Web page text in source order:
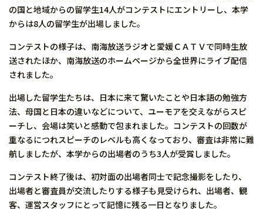
の国と地域からの留学生14人がコンテストにエントリーし、本学
からは8人の留学生が出場しました。
コンテストの様子は、南海放送ラジオと愛媛ＣＡＴＶで同時生放
送されたほか、南海放送のホームページから全世界にライブ配信
されました。
出場した留学生たちは、日本に来て驚いたことや日本語の勉強方
法、母国と日本の違いなどについて、ユーモアを交えながらスピ
ーチし、会場は笑いと感動で包まれました。コンテストの回数が
重なるにつれスピーチのレベルも高くなっており、審査は非常に難
航しましたが、本学からの出場者のうち3人が受賞しました。
コンテスト終了後は、初対面の出場者同士で記念撮影をしたり、
出場者と審査員が交流したりする様子も見受けられ、出場者、観
客、運営スタッフにとって記憶に残る一日となりました。